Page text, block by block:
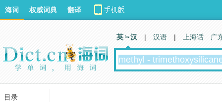
海词 权威词典 翻译
英 汉 | 汉语 | 上海话 广
目录